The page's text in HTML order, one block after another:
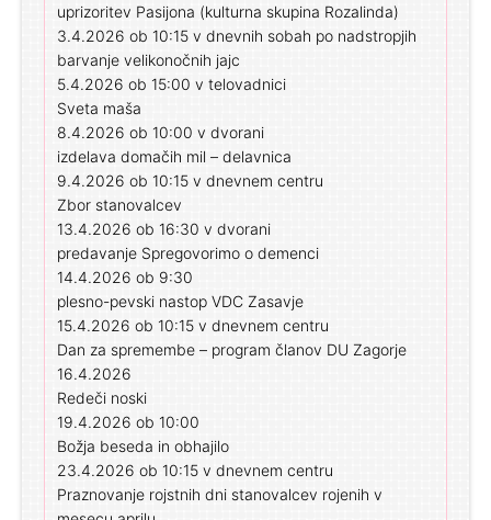
uprizoritev Pasijona (kulturna skupina Rozalinda)
3.4.2026 ob 10:15 v dnevnih sobah po nadstropjih
barvanje velikonočnih jajc
5.4.2026 ob 15:00 v telovadnici
Sveta maša
8.4.2026 ob 10:00 v dvorani
izdelava domačih mil – delavnica
9.4.2026 ob 10:15 v dnevnem centru
Zbor stanovalcev
13.4.2026 ob 16:30 v dvorani
predavanje Spregovorimo o demenci
14.4.2026 ob 9:30
plesno-pevski nastop VDC Zasavje
15.4.2026 ob 10:15 v dnevnem centru
Dan za spremembe – program članov DU Zagorje
16.4.2026
Redeči noski
19.4.2026 ob 10:00
Božja beseda in obhajilo
23.4.2026 ob 10:15 v dnevnem centru
Praznovanje rojstnih dni stanovalcev rojenih v